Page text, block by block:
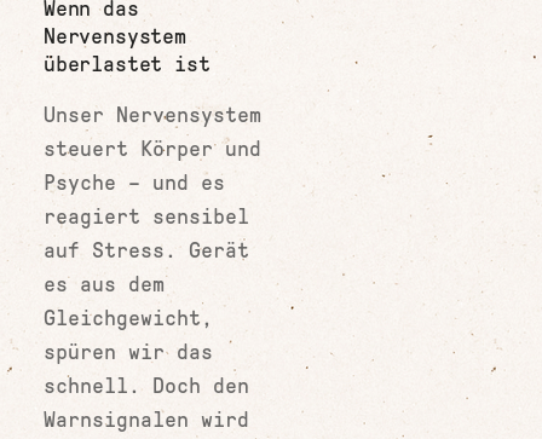
Wenn das
Nervensystem
überlastet ist
Unser Nervensystem
steuert Körper und
Psyche – und es
reagiert sensibel
auf Stress. Gerät
es aus dem
Gleichgewicht,
spüren wir das
schnell. Doch den
Warnsignalen wird